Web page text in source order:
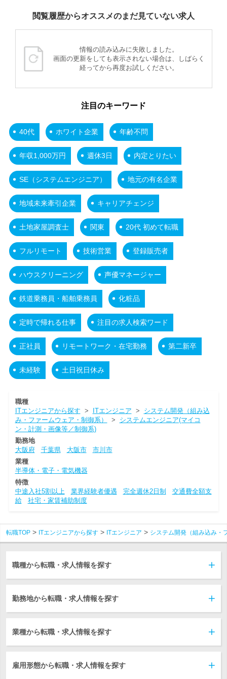
閲覧履歴からオススメのまだ見ていない求人
情報の読み込みに失敗しました。
画面の更新をしても表示されない場合は、しばらく
経ってから再度お試しください。
注目のキーワード
40代 ホワイト企業 年齢不問
年収1,000万円 週休3日 内定とりたい
SE（システムエンジニア） 地元の有名企業
地域未来牽引企業 キャリアチェンジ
土地家屋調査士 関東 20代 初めて転職
フルリモート 技術営業 登録販売者
ハウスクリーニング 声優マネージャー
鉄道乗務員・船舶乗務員 化粧品
定時で帰れる仕事 注目の求人検索ワード
正社員 リモートワーク・在宅勤務 第二新卒
未経験 土日祝日休み
職種
ITエンジニアから探す > ITエンジニア > システム開発（組み込
み・ファームウェア・制御系）
> システムエンジニア(マイコ
ン・計測・画像等／制御系)
勤務地
大阪府
千葉県 大阪市
市川市
業種
半導体・電子・電気機器
特徴
中途入社5割以上
業界経験者優遇 完全週休2日制
交通費全額支
給
社宅・家賃補助制度
転職TOP ITエンジニアから探す ITエンジニア システム開発（組み込み・
職種から転職・求人情報を探す
勤務地から転職・求人情報を探す
業種から転職・求人情報を探す
雇用形態から転職・求人情報を探す